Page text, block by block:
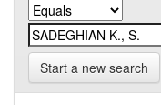
Start a new search